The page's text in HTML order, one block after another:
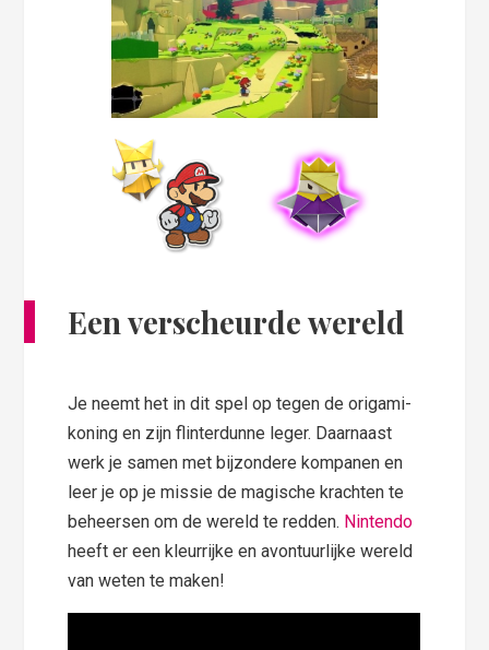
Een verscheurde wereld
Je neemt het in dit spel op tegen de origami-
koning en zijn flinterdunne leger. Daarnaast
werk je samen met bijzondere kompanen en
leer je op je missie de magische krachten te
beheersen om de wereld te redden. Nintendo
heeft er een kleurrijke en avontuurlijke wereld
van weten te maken!